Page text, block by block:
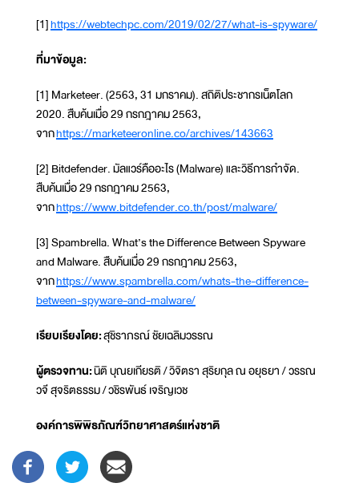
[1]https://webtechpc.com/2019/02/27/what-is-spyware/
ที่มาข้อมูล:
[1] Marketeer. (2563, 31 มกราคม). สถิติประชากรเน็ตโลก
2020. สืบค้นเมื่อ 29 กรกฎาคม 2563,
จากhttps://marketeeronline.co/archives/143663
[2] Bitdefender. มัลแวร์คืออะไร (Malware) และวิธีการกำจัด.
สืบค้นเมื่อ 29 กรกฎาคม 2563,
จากhttps://www.bitdefender.co.th/post/malware/
[3] Spambrella. What’s the Difference Between Spyware
and Malware. สืบค้นเมื่อ 29 กรกฎาคม 2563,
จากhttps://www.spambrella.com/whats-the-difference-
between-spyware-and-malware/
เรียบเรียงโดย:สุชิราภรณ์ ชัยเฉลิมวรรณ
ผู้ตรวจทาน:นิติ บุณยเกียรติ / วิจิตรา สุริยกุล ณ อยุธยา / วรรณ
วจี สุจริตธรรม / วชิรพันธ์ เจริญเวช
องค์การพิพิธภัณฑ์วิทยาศาสตร์แห่งชาติ